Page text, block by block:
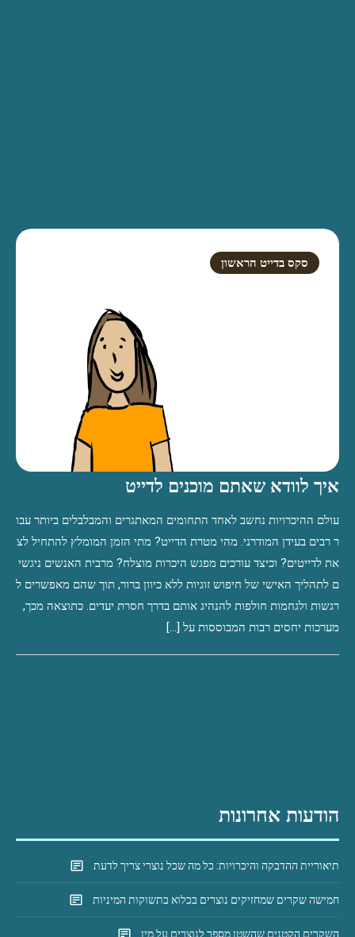
סקס בדייט הראשון
איך לוודא שאתם מוכנים לדייט
עולם ההיכרויות נחשב לאחד התחומים המאתגרים והמבלבלים ביותר עבו
ר רבים בעידן המודרני. מהי מטרת הדייט? מתי הזמן המומלץ להתחיל לצ
את לדייטים? וכיצד עורכים מפגש היכרות מוצלח? מרבית האנשים ניגשי
ם לתהליך האישי של חיפוש זוגיות ללא כיוון ברור, תוך שהם מאפשרים ל
רגשות ולגחמות חולפות להנהיג אותם בדרך חסרת יעדים. כתוצאה מכך,
מערכות יחסים רבות המבוססות על […]
הודעות אחרונות
תיאוריית ההדבקה והיכרויות: כל מה שכל נוצרי צריך לדעת
חמישה שקרים שמחזיקים נוצרים בכלוא בתשוקות המיניות
השקרים הקטנים שהשטן מספר לנוצרים על מין